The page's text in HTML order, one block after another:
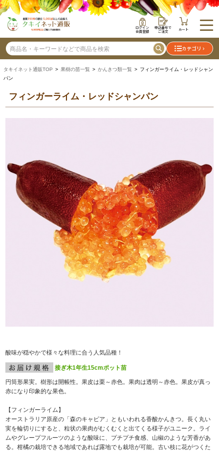
ログイン
会員登録
申込番号で
ご注文 カート
カテゴリ
タキイネット通販TOP > 果樹の苗一覧 > かんきつ類一覧 > フィンガーライム・レッドシャン
パン
フィンガーライム・レッドシャンパン
酸味が穏やかで様々な料理に合う人気品種！
接ぎ木1年生15cmポット苗
円筒形果実。樹形は開帳性。果皮は栗～赤色。果肉は透明～赤色。果皮が真っ
赤になり印象的な果色。
【フィンガーライム】
オーストラリア原産の「森のキャビア」ともいわれる香酸かんきつ。長く丸い
実を輪切りにすると、粒状の果肉がむくむくと出てくる様子がユニーク。ライ
ムやグレープフルーツのような酸味に、プチプチ食感、山椒のような芳香があ
る。柑橘の栽培できる地域であれば露地でも栽培が可能。古い枝に花がつくた